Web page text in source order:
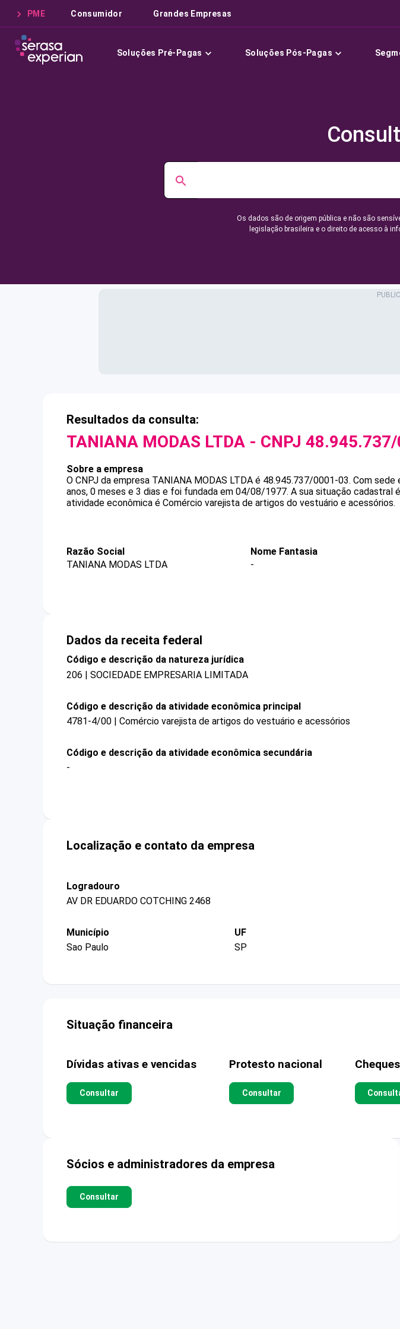
PME Consumidor Grandes Empresas
Soluções Pré-Pagas Soluções Pós-Pagas
Os dados são de origem pública e não são
legislação brasileira e o direito de acesso à
Resultados da consulta:
TANIANA MODAS LTDA - CNPJ
Sobre a empresa
O CNPJ da empresa TANIANA MODAS LTDA é 48.945.737/0001-03. Com sede
anos, 0 meses e 3 dias e foi fundada em 04/08/1977. A sua situação cadastral é
atividade econômica é Comércio varejista de artigos do vestuário e acessórios.
Razão Social
TANIANA MODAS LTDA
Nome Fantasia
-
Dados da receita federal
Código e descrição da natureza jurídica
206 | SOCIEDADE EMPRESARIA LIMITADA
Código e descrição da atividade econômica principal
4781-4/00 | Comércio varejista de artigos do vestuário e acessórios
Código e descrição da atividade econômica secundária
-
Localização e contato da empresa
Logradouro
AV DR EDUARDO COTCHING 2468
Município
Sao Paulo
UF
SP
Situação financeira
Dívidas ativas e vencidas
Consultar
Protesto nacional
Consultar
Sócios e administradores da empresa
Consultar